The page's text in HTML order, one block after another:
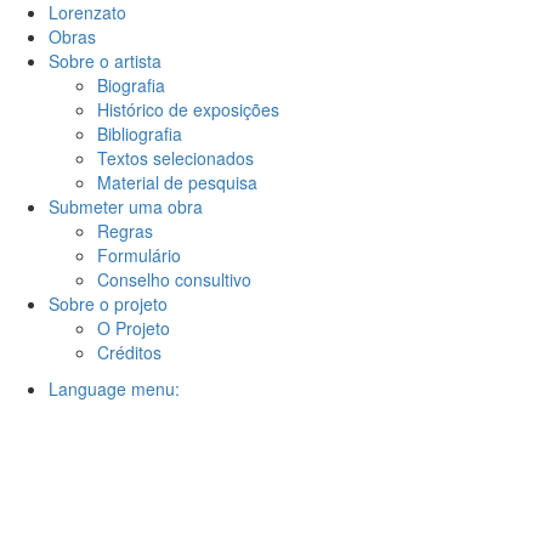
Lorenzato
Obras
Sobre o artista
Biografia
Histórico de exposições
Bibliografia
Textos selecionados
Material de pesquisa
Submeter uma obra
Regras
Formulário
Conselho consultivo
Sobre o projeto
O Projeto
Créditos
Language menu: